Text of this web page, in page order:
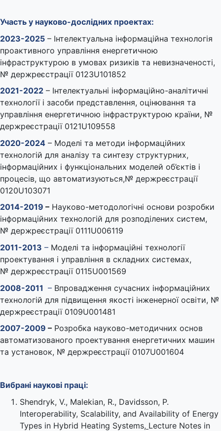
Участь у науково-дослідних проектах:
2023-2025 – Інтелектуальна інформаційна технологія
проактивного управління енергетичною
інфраструктурою в умовах ризиків та невизначеності,
№ держреєстрації 0123U101852
2021-2022 – Інтелектуальні інформаційно-аналітичні
технології і засоби представлення, оцінювання та
управління енергетичною інфраструктурою країни, №
держреєстрації 0121U109558
2020-2024 – Моделі та методи інформаційних
технологій для аналізу та синтезу структурних,
інформаційних і функціональних моделей об’єктів і
процесів, що автоматизуються,№ держреєстрації
0120U103071
2014-2019 – Науково-методологічні основи розробки
інформаційних технологій для розподілених систем,
№ держреєстрації 0111U006119
2011-2013 – Моделі та інформаційні технології
проектування і управління в складних системах,
№ держреєстрації 0115U001569
2008-2011 – Впровадження сучасних інформаційних
технологій для підвищення якості інженерної освіти, №
держреєстрації 0109U001481
2007-2009 – Розробка науково-методичних основ
автоматизованого проектування енергетичних машин
та установок, № держреєстрації 0107U001604
Вибрані наукові праці:
Shendryk, V., Malekian, R., Davidsson, P.
Interoperability, Scalability, and Availability of Energy
Types in Hybrid Heating Systems, Lecture Notes in